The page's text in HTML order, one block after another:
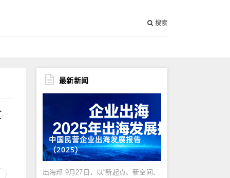
搜索
最新新闻
中国民营企业出海发展报告
（2025）
出海邦 9月27日，以“新起点、新空间、